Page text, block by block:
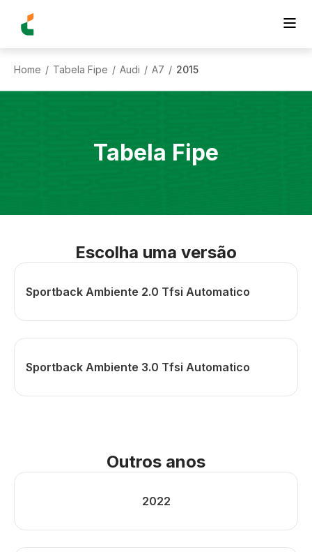
Home / Tabela Fipe / Audi / A7 / 2015
Tabela Fipe
Escolha uma versão
Sportback Ambiente 2.0 Tfsi Automatico
Sportback Ambiente 3.0 Tfsi Automatico
Outros anos
2022